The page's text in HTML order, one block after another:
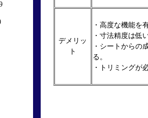
デメリッ
ト
・高度な機能を
・寸法精度は低
・シートからの
る。
・トリミングが